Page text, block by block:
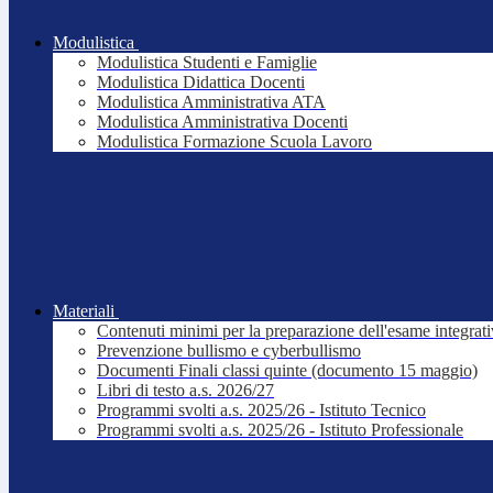
Modulistica
Modulistica Studenti e Famiglie
Modulistica Didattica Docenti
Modulistica Amministrativa ATA
Modulistica Amministrativa Docenti
Modulistica Formazione Scuola Lavoro
Materiali
Contenuti minimi per la preparazione dell'esame
Prevenzione bullismo e cyberbullismo
Documenti Finali classi quinte (documento 15 maggio)
Libri di testo a.s. 2026/27
Programmi svolti a.s. 2025/26 - Istituto Tecnico
Programmi svolti a.s. 2025/26 - Istituto Professionale